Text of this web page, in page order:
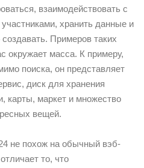
взаимодействовать с
участниками, хранить данные и
Примеров таких
окружает масса. К примеру,
поиска, он представляет
диск для хранения
карты, маркет и множество
вещей.
не похож на обычный вэб-
то, что